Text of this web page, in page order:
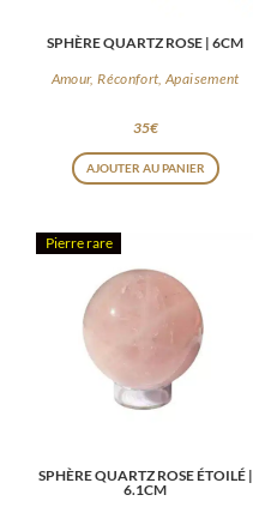
SPHÈRE QUARTZ ROSE | 6CM
Amour, Réconfort, Apaisement
35€
AJOUTER AU PANIER
Pierre rare
SPHÈRE QUARTZ ROSE ÉTOILÉ |
6.1CM